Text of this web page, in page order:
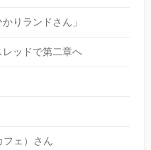
りランドさん」
ッドで第二章へ
フェ）さん